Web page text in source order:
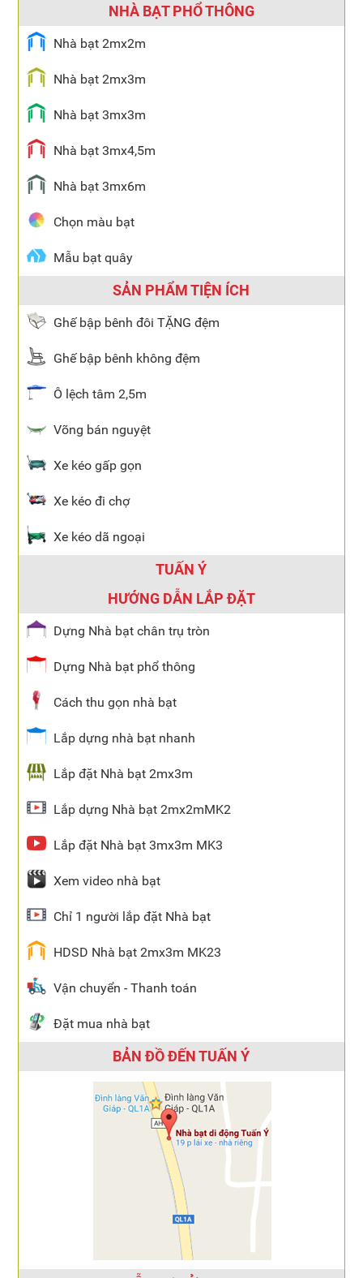
NHÀ BẠT PHỔ THÔNG
Nhà bạt 2mx2m
Nhà bạt 2mx3m
Nhà bạt 3mx3m
Nhà bạt 3mx4,5m
Nhà bạt 3mx6m
Chọn màu bạt
Mẫu bạt quây
SẢN PHẨM TIỆN ÍCH
Ghế bập bênh đôi TẶNG đệm
Ghế bập bênh không đệm
Ô lệch tâm 2,5m
Võng bán nguyệt
Xe kéo gấp gọn
Xe kéo đi chợ
Xe kéo dã ngoại
TUẤN Ý
HƯỚNG DẪN LẮP ĐẶT
Dựng Nhà bạt chân trụ tròn
Dựng Nhà bạt phổ thông
Cách thu gọn nhà bạt
Lắp dựng nhà bạt nhanh
Lắp đặt Nhà bạt 2mx3m
Lắp dựng Nhà bạt 2mx2mMK2
Lắp đặt Nhà bạt 3mx3m MK3
Xem video nhà bạt
Chỉ 1 người lắp đặt Nhà bạt
HDSD Nhà bạt 2mx3m MK23
Vận chuyển - Thanh toán
Đặt mua nhà bạt
BẢN ĐỒ ĐẾN TUẤN Ý